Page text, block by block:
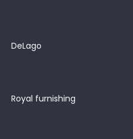
DeLago
Royal furnishing